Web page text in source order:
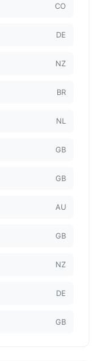
CO
DE
NZ
BR
NL
GB
GB
AU
GB
NZ
DE
GB